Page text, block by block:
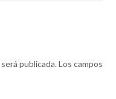
publicada. Los campos